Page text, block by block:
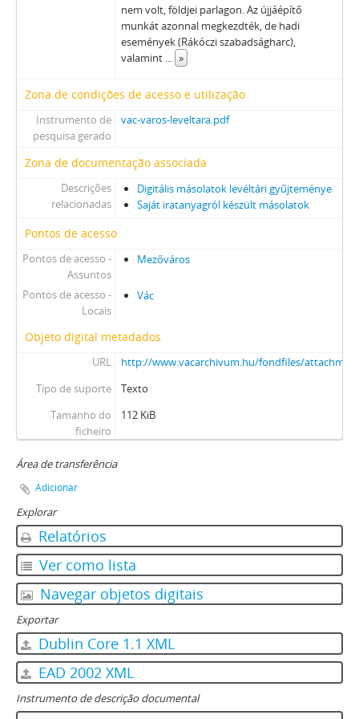
VIII - TANINTÉZETEK, INTÉZMÉNYEK, 1773–2006
IX - TESTÜLETEK, 1705–1970
X - EGYESÜLETEK, (TÖMEG)SZERVEZETEK, PÁRTOK, 1821–2002
XI - GAZDASÁGI SZERVEK, 1876–1956
XIII - CSALÁDOK, 1821–2007
XIV - SZEMÉLYEK, 1800–2016
XV - GYŰJTEMÉNYEK, 1074–2016
XVI - A NÉPKÖZTÁRSASÁG ÉS A TANÁCSKÖZTÁRSASÁG FORRADALMI SZERVEI, 1919
XVII - NÉPHATALMI ÉS KÜLÖNLEGES FELADATOKRA LÉTREJÖTT BIZOTTSÁGOK, 1945–1990
XXIII - TANÁCSOK, 1945–1990
XXIX - GAZDASÁGI SZERVEK, 1946–2010
XXX - SZÖVETKEZETEK, 1949–2015
XXXVII - MEGYEI JOGÚ VÁROSI, VÁROSI ÉS KÖZSÉGI ÖNKORMÁNYZATOK, 1989–2014
nem volt, földjei parlagon. Az újjáépítő
munkát azonnal megkezdték, de hadi
események (Rákóczi szabadságharc),
valamint ... »
Zona de condições de acesso e utilização
Instrumento de
pesquisa gerado
vac-varos-leveltara.pdf
Zona de documentação associada
Descrições
relacionadas
Digitális másolatok levéltári gyűjteménye
Saját iratanyagról készült másolatok
Pontos de acesso
Pontos de acesso -
Assuntos
Mezőváros
Pontos de acesso -
Locais
Vác
Objeto digital metadados
URL
http://www.vacarchivum.hu/fondfiles/
Tipo de suporte
Texto
Tamanho do
ficheiro
112 KiB
Área de transferência
Adicionar
Explorar
Relatórios
Ver como lista
Navegar objetos digitais
Exportar
Dublin Core 1.1 XML
EAD 2002 XML
Instrumento de descrição documental